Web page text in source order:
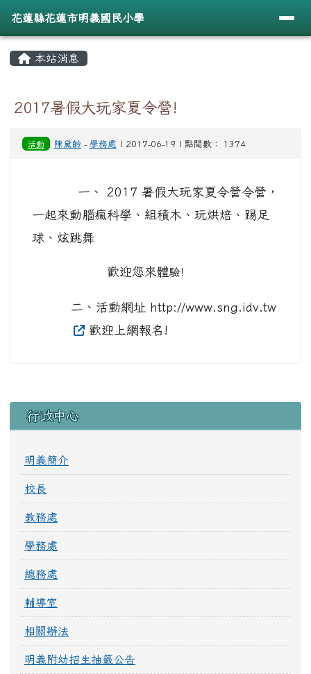
花蓮縣花蓮市明義國民小學
導覽列
花蓮縣花蓮市明義國民小學
主內容區域
本站消息
2017暑假大玩家夏令營!
活動 陳黛齡- 學務處 | 2017-06-19 | 點閱數： 1374
一、 2017 暑假大玩家夏令營令營，
一起來動腦瘋科學、組積木、玩烘焙、踢足
球、炫跳舞
歡迎您來體驗!
二、活動網址 http://www.sng.idv.tw
歡迎上網報名!
左邊區域內容
行政中心
明義簡介
校長
教務處
學務處
總務處
輔導室
相關辦法
明義附幼招生抽籤公告
頁尾區域